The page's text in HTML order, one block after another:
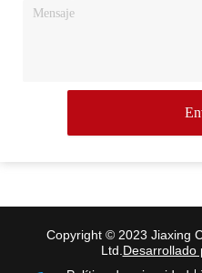
Copyright © 2023 Jiaxing
Ltd. Desarrollado